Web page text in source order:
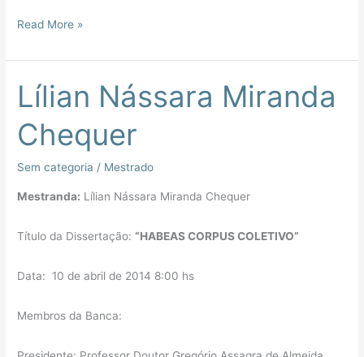
Read More »
Lílian Nássara Miranda
Chequer
Sem categoria / Mestrado
Mestranda: Lílian Nássara Miranda Chequer
Título da Dissertação:“HABEAS CORPUS COLETIVO”
Data: 10 de abril de 2014 8:00 hs
Membros da Banca:
Lílian
Nássara
Miranda
Chequer